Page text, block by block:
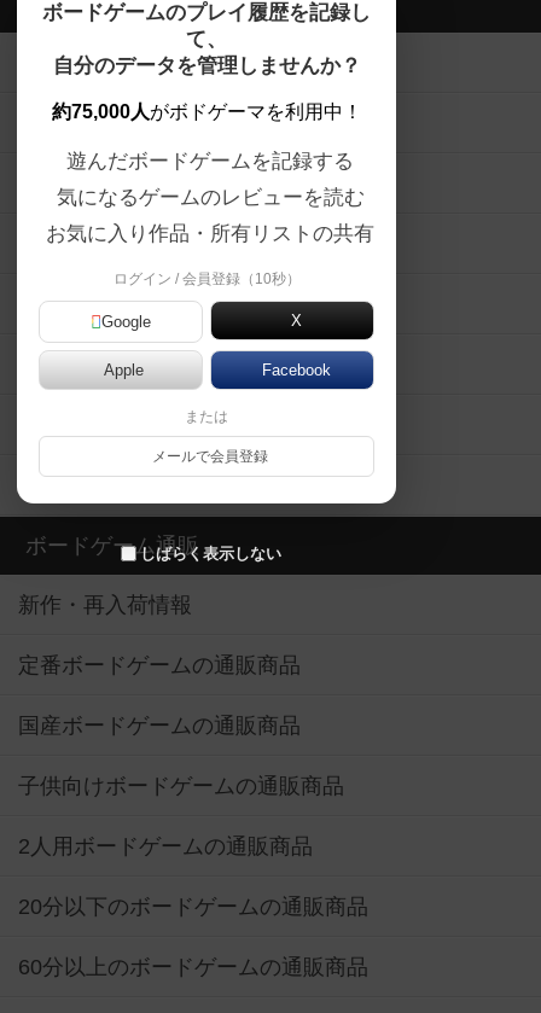
ボードゲームのプレイ履歴を記録し
て、
自分のデータを管理しませんか？
約75,000人がボドゲーマを利用中！
遊んだボードゲームを記録する
気になるゲームのレビューを読む
お気に入り作品・所有リストの共有
ログイン / 会員登録（10秒）
Google X
Apple Facebook
または
メールで会員登録
しばらく表示しない
ボードゲームを検索する
ボードゲームの新着レビュー
ボードゲーム会情報
メカニクス特集
掲示板・トピックス
ボドとも・会員一覧
ボードゲーム業界コラム
ボードゲーム通販
新作・再入荷情報
定番ボードゲームの通販商品
国産ボードゲームの通販商品
子供向けボードゲームの通販商品
2人用ボードゲームの通販商品
20分以下のボードゲームの通販商品
60分以上のボードゲームの通販商品